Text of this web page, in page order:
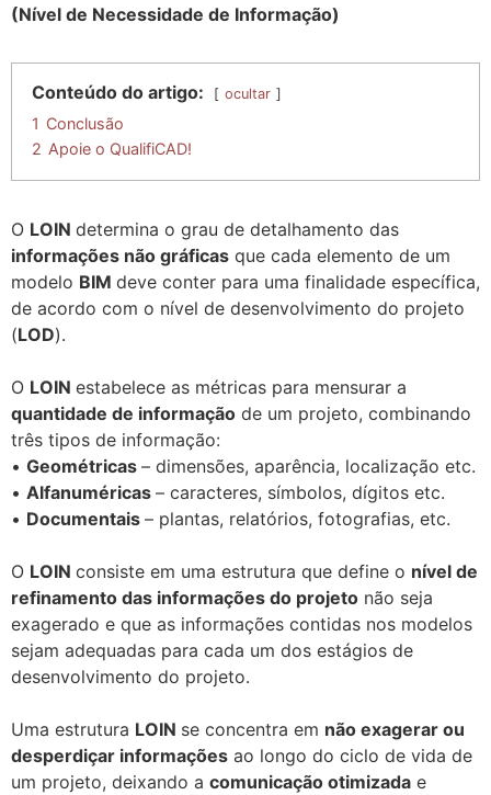
(Nível de Necessidade de Informação)
Conteúdo do artigo: ocultar
1 Conclusão
2 Apoie o QualifiCAD!
O LOIN determina o grau de detalhamento das
informações não gráficas que cada elemento de um
modelo BIM deve conter para uma finalidade específica,
de acordo com o nível de desenvolvimento do projeto
(LOD).
O LOIN estabelece as métricas para mensurar a
quantidade de informação de um projeto, combinando
três tipos de informação:
• Geométricas – dimensões, aparência, localização etc.
• Alfanuméricas – caracteres, símbolos, dígitos etc.
• Documentais – plantas, relatórios, fotografias, etc.
O LOIN consiste em uma estrutura que define o nível de
refinamento das informações do projeto não seja
exagerado e que as informações contidas nos modelos
sejam adequadas para cada um dos estágios de
desenvolvimento do projeto.
Uma estrutura LOIN se concentra em não exagerar ou
desperdiçar informações ao longo do ciclo de vida de
um projeto, deixando a comunicação otimizada e